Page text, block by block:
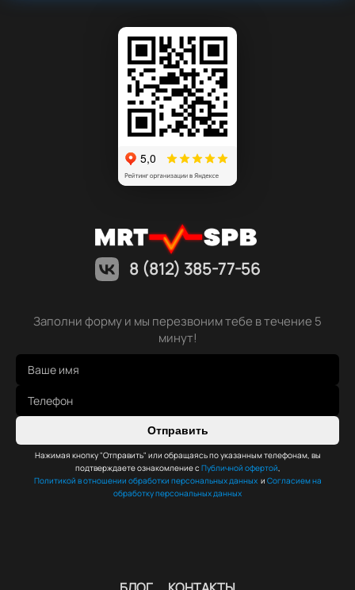
8 (812) 385-77-56
Заполни форму и мы перезвоним тебе в течение 5
минут!
Отправить
Нажимая кнопку "Отправить" или обращаясь по указанным телефонам, вы
подтверждаете ознакомление с Публичной офертой
Политикой в отношении обработки персональных данных и Согласием на
обработку персональных данных